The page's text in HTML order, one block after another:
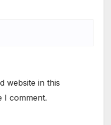
website in this
I comment.